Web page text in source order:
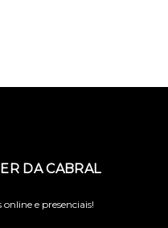
DA CABRAL
online e presenciais!